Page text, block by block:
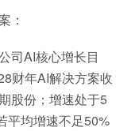
：
司AI核心增长目
财年AI解决方案收
股份；增速处于5
平均增速不足50%